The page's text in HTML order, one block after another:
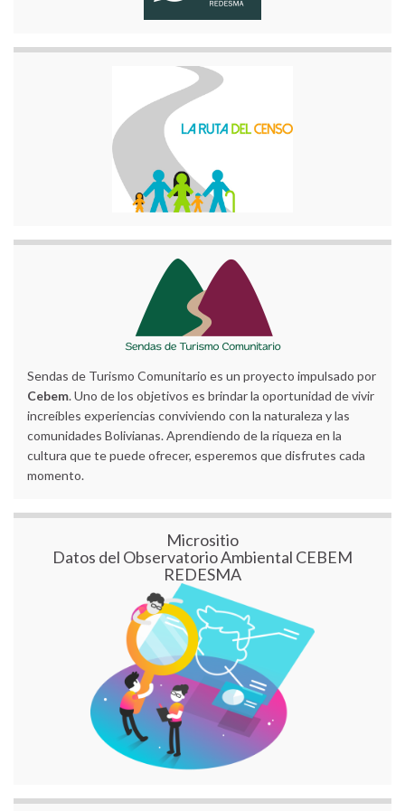
Sendas de Turismo Comunitario es un proyecto impulsado por
Cebem. Uno de los objetivos es brindar la oportunidad de vivir
increíbles experiencias conviviendo con la naturaleza y las
comunidades Bolivianas. Aprendiendo de la riqueza en la
cultura que te puede ofrecer, esperemos que disfrutes cada
momento.
Micrositio
Datos del Observatorio Ambiental CEBEM
REDESMA